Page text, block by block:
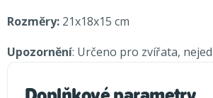
Rozměry: 21x18x15 cm
Upozornění: Určeno pro zvířata,